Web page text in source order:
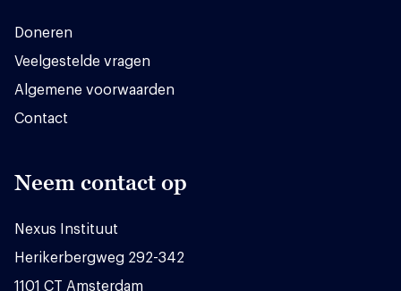
Doneren
Veelgestelde vragen
Algemene voorwaarden
Contact
Neem contact op
Nexus Instituut
Herikerbergweg 292-342
1101 CT Amsterdam